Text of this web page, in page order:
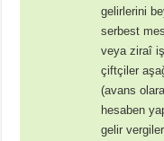
gelirlerini
serbest
veya ziraî
çiftçiler
(avans
hesaben
gelir